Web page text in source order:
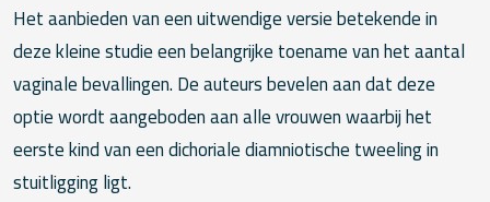
Het aanbieden van een uitwendige versie betekende in
deze kleine studie een belangrijke toename van het aantal
vaginale bevallingen. De auteurs bevelen aan dat deze
optie wordt aangeboden aan alle vrouwen waarbij het
eerste kind van een dichoriale diamniotische tweeling in
stuitligging ligt.